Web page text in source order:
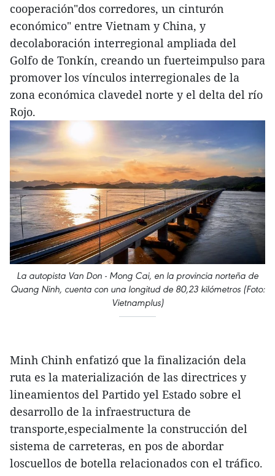
cooperación"dos corredores, un cinturón
económico" entre Vietnam y China, y
decolaboración interregional ampliada del
Golfo de Tonkín, creando un fuerteimpulso para
promover los vínculos interregionales de la
zona económica clavedel norte y el delta del río
Rojo.
La autopista Van Don - Mong Cai, en la provincia norteña de
Quang Ninh, cuenta con una longitud de 80,23 kilómetros (Foto:
Vietnamplus)
Minh Chinh enfatizó que la finalización dela
ruta es la materialización de las directrices y
lineamientos del Partido yel Estado sobre el
desarrollo de la infraestructura de
transporte,especialmente la construcción del
sistema de carreteras, en pos de abordar
loscuellos de botella relacionados con el tráfico.